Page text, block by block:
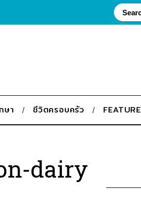
ษา ชีวิตครอบครัว FEATURE
dairy